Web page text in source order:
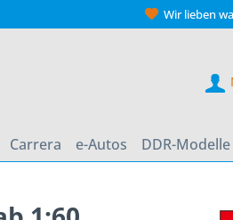
Wir lieben
Carrera e-Autos DDR-Modelle